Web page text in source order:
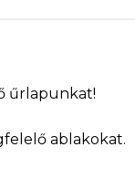
űrlapunkat!
ablakokat.